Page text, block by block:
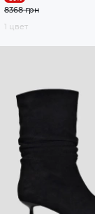
8368 грн
1 цвет